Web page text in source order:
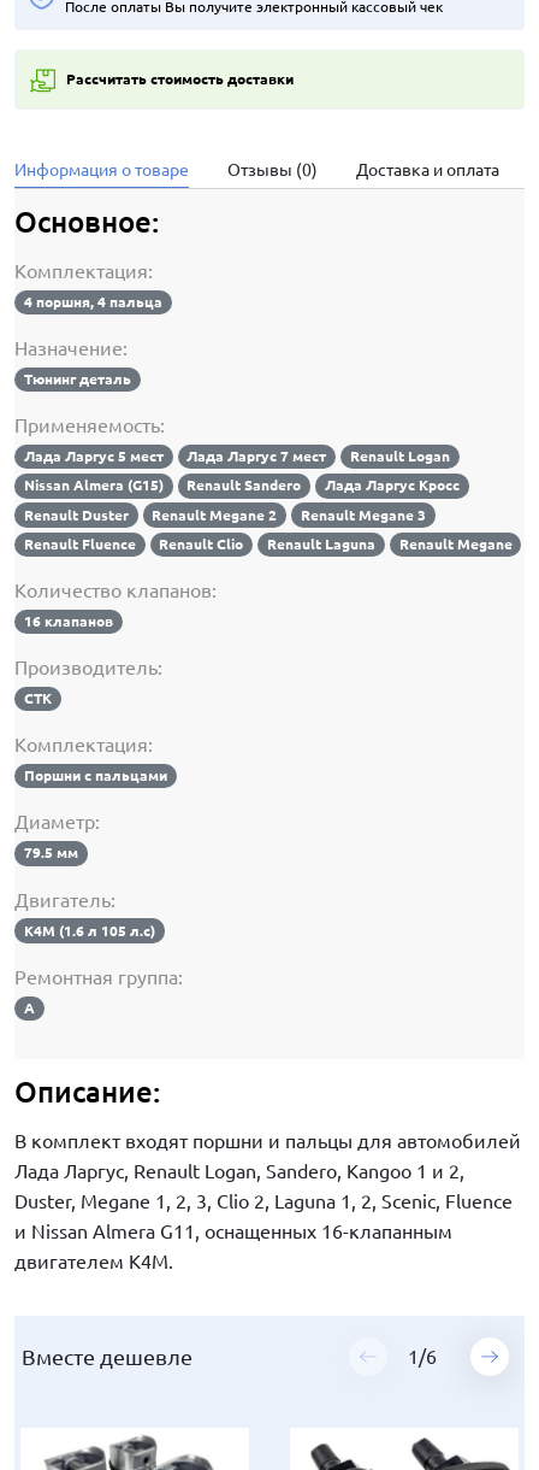
После оплаты Вы получите электронный кассовый чек
Рассчитать стоимость доставки
Информация о товаре Отзывы (0) Доставка и оплата
Основное:
Комплектация:
4 поршня, 4 пальца
Назначение:
Тюнинг деталь
Применяемость:
Лада Ларгус 5 мест Лада Ларгус 7 мест
Renault Logan
Nissan Almera (G15)
Renault Sandero
Лада Ларгус Кросс
Renault Duster
Renault Megane 2
Renault Megane 3
Renault Fluence
Renault Clio Renault Laguna Renault Megane
Количество клапанов:
16 клапанов
Производитель:
СТК
Комплектация:
Поршни с пальцами
Диаметр:
79.5 мм
Двигатель:
K4M (1.6 л 105 л.с)
Ремонтная группа:
A
Описание:
В комплект входят поршни и пальцы для автомобилей
Лада Ларгус, Renault Logan, Sandero, Kangoo 1 и 2,
Duster, Megane 1, 2, 3, Clio 2, Laguna 1, 2, Scenic, Fluence
и Nissan Almera G11, оснащенных 16-клапанным
двигателем К4М.
Вместе дешевле 1 /6
Вместе дешевле 1 /6
Вместе дешевле 1 /6
Вместе дешевле 1 /6
Вместе дешевле 1 /6
Вместе дешевле 1 /6